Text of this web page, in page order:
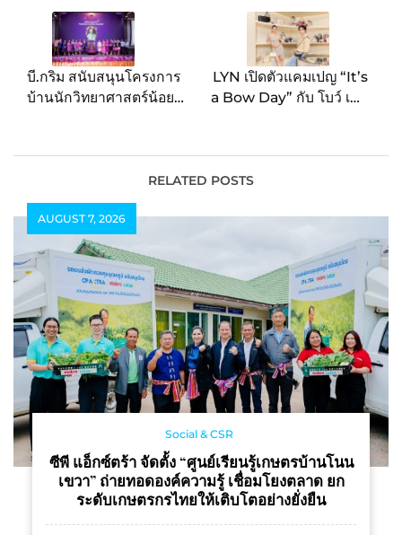
บี.กริม สนับสนุนโครงการ
บ้านนักวิทยาศาสตร์น้อย
ทักษะด้าน STEM แก่
LYN เปิดตัวแคมเปญ “It’s
a Bow Day” กับ โบว์ เมล
ต้อนรับ Fall 2025
RELATED POSTS
AUGUST 7, 2026
Social & CSR
ซีพี แอ็กซ์ตร้า จัดตั้ง “ศูนย์เรียนรู้เกษตรบ้านโนน
เขวา” ถ่ายทอดองค์ความรู้ เชื่อมโยงตลาด ยก
ระดับเกษตรกรไทยให้เติบโตอย่างยั่งยืน